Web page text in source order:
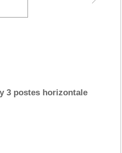
3 postes horizontale